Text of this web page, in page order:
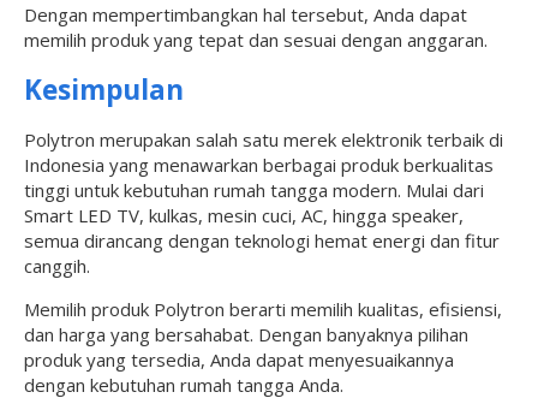
Dengan mempertimbangkan hal tersebut, Anda dapat
memilih produk yang tepat dan sesuai dengan anggaran.
Kesimpulan
Polytron merupakan salah satu merek elektronik terbaik di
Indonesia yang menawarkan berbagai produk berkualitas
tinggi untuk kebutuhan rumah tangga modern. Mulai dari
Smart LED TV, kulkas, mesin cuci, AC, hingga speaker,
semua dirancang dengan teknologi hemat energi dan fitur
canggih.
Memilih produk Polytron berarti memilih kualitas, efisiensi,
dan harga yang bersahabat. Dengan banyaknya pilihan
produk yang tersedia, Anda dapat menyesuaikannya
dengan kebutuhan rumah tangga Anda.